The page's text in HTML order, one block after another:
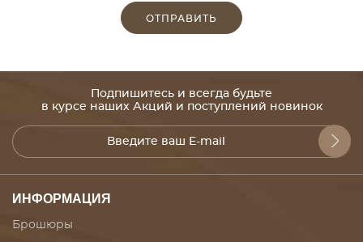
Подпишитесь и всегда будьте
в курсе наших Акций и поступлений новинок
ИНФОРМАЦИЯ
Брошюры